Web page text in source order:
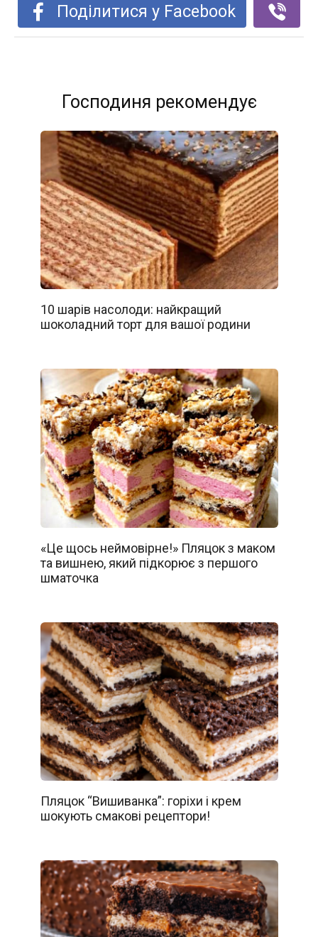
Поділитися у Facebook
Господиня рекомендує
10 шарів насолоди: найкращий
шоколадний торт для вашої родини
«Це щось неймовірне!» Пляцок з маком
та вишнею, який підкорює з першого
шматочка
Пляцок “Вишиванка”: горіхи і крем
шокують смакові рецептори!